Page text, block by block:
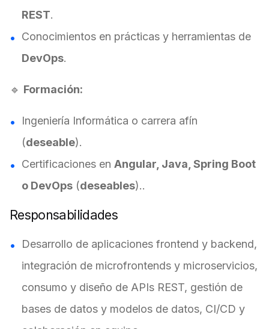
REST.
Conocimientos en prácticas y herramientas de
DevOps.
🔹 Formación:
Ingeniería Informática o carrera afín
(deseable).
Certificaciones en Angular, Java, Spring Boot
o DevOps (deseables)..
Responsabilidades
Desarrollo de aplicaciones frontend y backend,
integración de microfrontends y microservicios,
consumo y diseño de APIs REST, gestión de
bases de datos y modelos de datos, CI/CD y